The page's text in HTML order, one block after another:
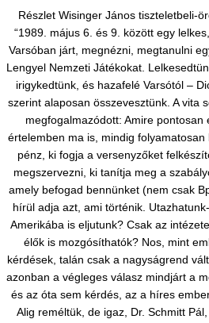
Részlet Wisinger János tiszteletbeli-
“1989. május 6. és 9. között egy
Varsóban járt, megnézni, megtanulni
Lengyel Nemzeti Játékokat.
irigykedtünk, és hazafelé Varsótól –
szerint alaposan összevesztünk. A vita
megfogalmazódott: Amire pontosan
értelemben ma is, mindig
pénz, ki fogja a versenyzőket
megszervezni, ki tanítja meg a
amely befogad bennünket (nem csak
hírül adja azt, ami történik.
Amerikába is eljutunk? Csak az
élők is mozgósíthatók? Nos, mint
kérdések, talán csak a nagyságrend
azonban a végleges válasz mindjárt a
és az óta sem kérdés, az a híres
Alig reméltük, de igaz, Dr. Schmitt